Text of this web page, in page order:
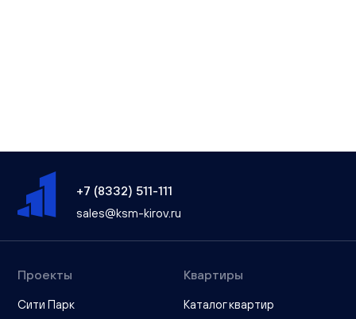
+7 (8332) 511-111
sales@ksm-kirov.ru
Проекты
Сити Парк
Квартиры
Каталог квартир